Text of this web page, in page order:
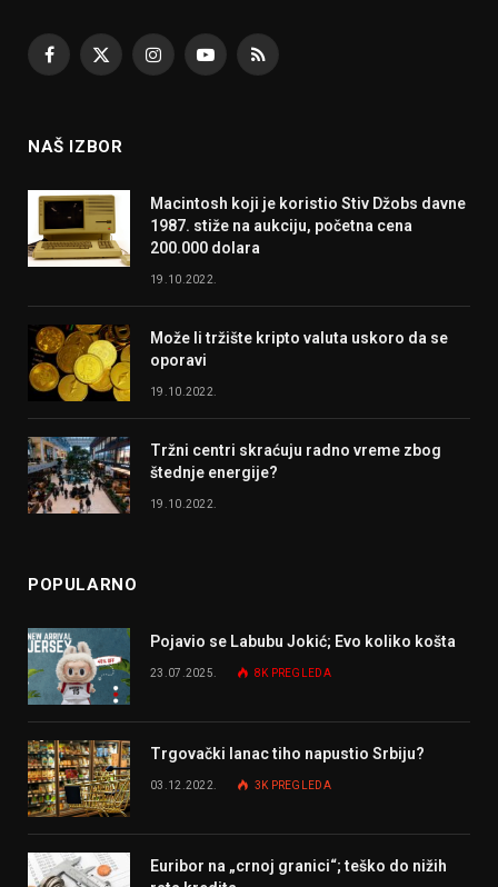
Facebook
X
InstagramYouTubeRSS
NAŠ IZBOR
Macintosh koji je koristio Stiv Džobs davne
1987. stiže na aukciju, početna cena
200.000 dolara
19.10.2022.
Može li tržište kripto valuta uskoro da se
oporavi
19.10.2022.
Tržni centri skraćuju radno vreme zbog
štednje energije?
19.10.2022.
POPULARNO
Pojavio se Labubu Jokić; Evo koliko košta
23.07.2025. 8K PREGLEDA
Trgovački lanac tiho napustio Srbiju?
03.12.2022. 3K PREGLEDA
Euribor na „crnoj granici“; teško do nižih